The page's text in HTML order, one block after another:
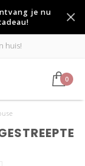
je nu
huis!
0